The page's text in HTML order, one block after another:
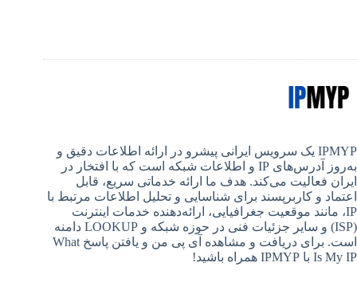
IPMYP یک سرویس ایرانی پیشرو در ارائه اطلاعات دقیق و
به‌روز آدرس‌های IP و اطلاعات شبکه است که با افتخار در
ایران فعالیت می‌کند. هدف ما ارائه خدماتی سریع، قابل
اعتماد و کاربرپسند برای شناسایی و تحلیل اطلاعات مرتبط با
IP، مانند موقعیت جغرافیایی، ارائه‌دهنده خدمات اینترنت
(ISP) و سایر جزئیات فنی در حوزه شبکه و LOOKUP دامنه
است. برای دریافت و مشاهده آی پی من و یافتن پاسخ What
Is My IP با IPMYP همراه باشید!